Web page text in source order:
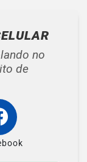
no
de